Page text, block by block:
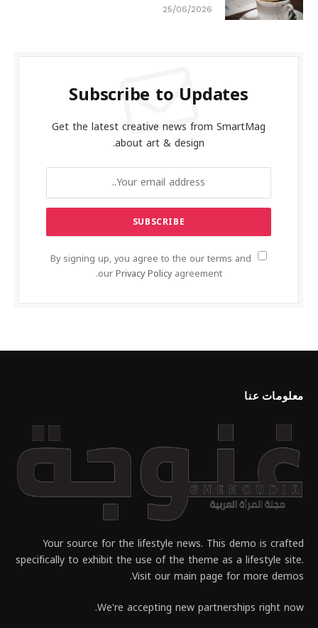
25/06/2026
Subscribe to Updates
Get the latest creative news from SmartMag
about art & design.
By signing up, you agree to the our terms and
ourPrivacy Policyagreement.
معلومات عنا
Your source for the lifestyle news. This demo is crafted
specifically to exhibit the use of the theme as a lifestyle site.
Visit our main page for more demos.
We're accepting new partnerships right now.